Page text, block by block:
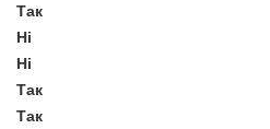
Так
Ні
Ні
Так
Так